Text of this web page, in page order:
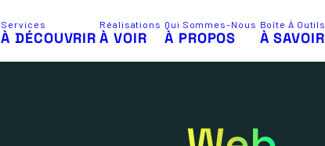
Services
À DÉCOUVRIR
Réalisations
À VOIR
Qui Sommes-Nous
À PROPOS
Boîte À Outils
À SAVOIR